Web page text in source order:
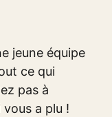
jeune équipe
ce qui
pas à
a plu !